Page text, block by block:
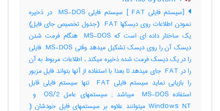
[سیستم فایلی ‎ FAT] سیستم فایلی ‎ MS-DOS در ذخیره
نمودن اطلاعات روی دیسکها ‎ FAT (جدول تخصیص جای فایل)
یک ساختار داده ای است که ‎ MS-DOS هنگام فرمت شدن
دیسک آن را روی دیسک تشکیل میدهد وقتی ‎ MS-DOS فایلی
را در یک دیسک فرمت شده ذخیره میکند ، اطلاعات مربوط به آن
را در ‎ FAT جای میدهد تا بعدا با استفاده از آنها بتواند فایل مزبور
را بازیابی نماید سیستم فایلی ‎ FAT تنها سیستم فایلی قابل